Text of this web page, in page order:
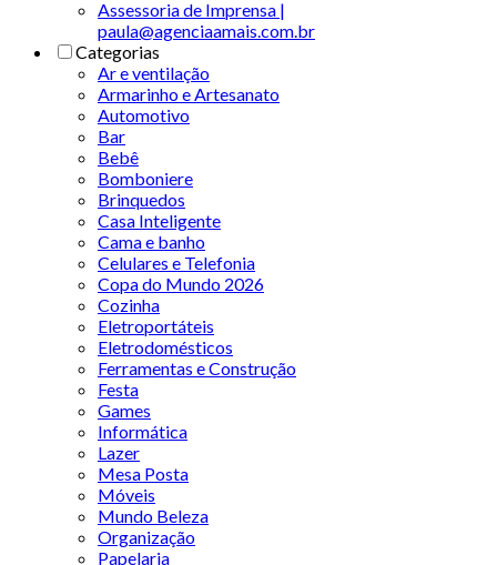
Assessoria de Imprensa |
paula@agenciaamais.com.br
Categorias
Ar e ventilação
Armarinho e Artesanato
Automotivo
Bar
Bebê
Bomboniere
Brinquedos
Casa Inteligente
Cama e banho
Celulares e Telefonia
Copa do Mundo 2026
Cozinha
Eletroportáteis
Eletrodomésticos
Ferramentas e Construção
Festa
Games
Informática
Lazer
Mesa Posta
Móveis
Mundo Beleza
Organização
Papelaria